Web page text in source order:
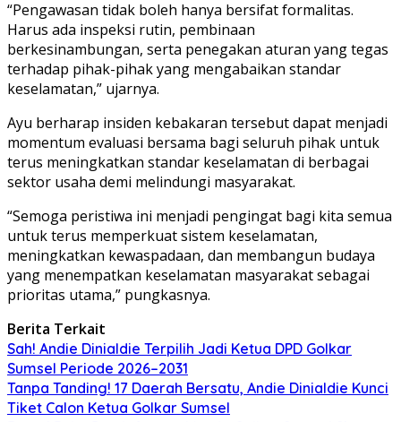
“Pengawasan tidak boleh hanya bersifat formalitas.
Harus ada inspeksi rutin, pembinaan
berkesinambungan, serta penegakan aturan yang tegas
terhadap pihak-pihak yang mengabaikan standar
keselamatan,” ujarnya.
Ayu berharap insiden kebakaran tersebut dapat menjadi
momentum evaluasi bersama bagi seluruh pihak untuk
terus meningkatkan standar keselamatan di berbagai
sektor usaha demi melindungi masyarakat.
“Semoga peristiwa ini menjadi pengingat bagi kita semua
untuk terus memperkuat sistem keselamatan,
meningkatkan kewaspadaan, dan membangun budaya
yang menempatkan keselamatan masyarakat sebagai
prioritas utama,” pungkasnya.
Berita Terkait
Sah! Andie Dinialdie Terpilih Jadi Ketua DPD Golkar
Sumsel Periode 2026–2031
Tanpa Tanding! 17 Daerah Bersatu, Andie Dinialdie Kunci
Tiket Calon Ketua Golkar Sumsel